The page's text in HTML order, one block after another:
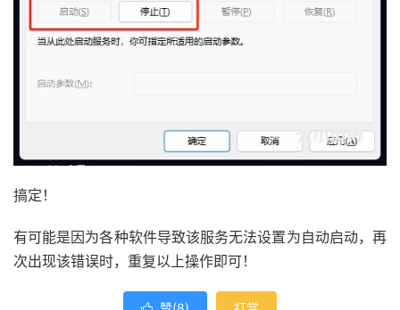
搞定！
有可能是因为各种软件导致该服务无法设置为自动启动，再
次出现该错误时，重复以上操作即可！